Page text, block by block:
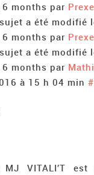
6 months par
a été modifié
6 months par
a été modifié
6 months par
à 15 h 04 min
VITALI’T